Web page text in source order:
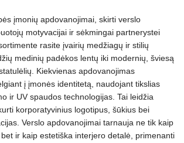
įmonių apdovanojimai, skirti verslo
motyvacijai ir sėkmingai partnerystei
rasite įvairių medžiagų ir stilių
medinių padėkos lentų iki modernių, šviesą
Kiekvienas apdovanojimas
į įmonės identitetą, naudojant tikslias
ir UV spaudos technologijas. Tai leidžia
korporatyvinius logotipus, šūkius bei
Verslo apdovanojimai tarnauja ne tik kaip
ir kaip estetiška interjero detalė, primenanti